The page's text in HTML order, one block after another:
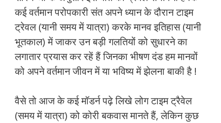
कई वर्तमान परोपकारी संत अपने ध्यान के दौरान टाइम
ट्रेवल (यानी समय में यात्रा) करके मानव इतिहास (यानी
भूतकाल) में जाकर उन बड़ी गलतियों को सुधारने का
लगातार प्रयास कर रहें हैं जिनका भीषण दंड हम मानवों
को अपने वर्तमान जीवन में या भविष्य में झेलना बाकी है !
वैसे तो आज के कई मॉडर्न पढ़े लिखे लोग टाइम ट्रैवेल
(समय में यात्रा) को कोरी बकवास मानते हैं, लेकिन कुछ